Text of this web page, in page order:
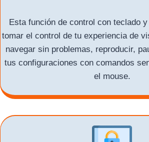
Esta función de control con teclado
tomar el control de tu experiencia de
navegar sin problemas, reproducir,
tus configuraciones con comandos
el mouse.